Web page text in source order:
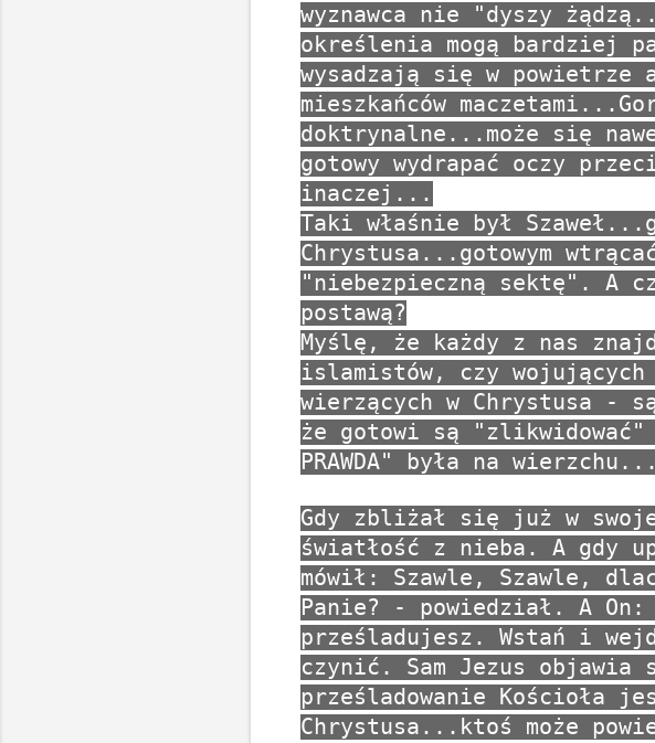
wyznawca nie "dyszy
określenia mogą bardziej
wysadzają się w powietrze
mieszkańców
doktrynalne...może się
gotowy wydrapać oczy
inaczej...
Taki właśnie był
Chrystusa...gotowym
"niebezpieczną sektę". A
postawą?
Myślę, że każdy z nas
islamistów, czy wojujących
wierzących w Chrystusa -
że gotowi są
PRAWDA" była na wierzchu...
Gdy zbliżał się już w
światłość z nieba. A gdy
mówił: Szawle, Szawle,
Panie? - powiedział. A
prześladujesz. Wstań i
czynić. Sam Jezus
prześladowanie Kościoła
Chrystusa...ktoś może